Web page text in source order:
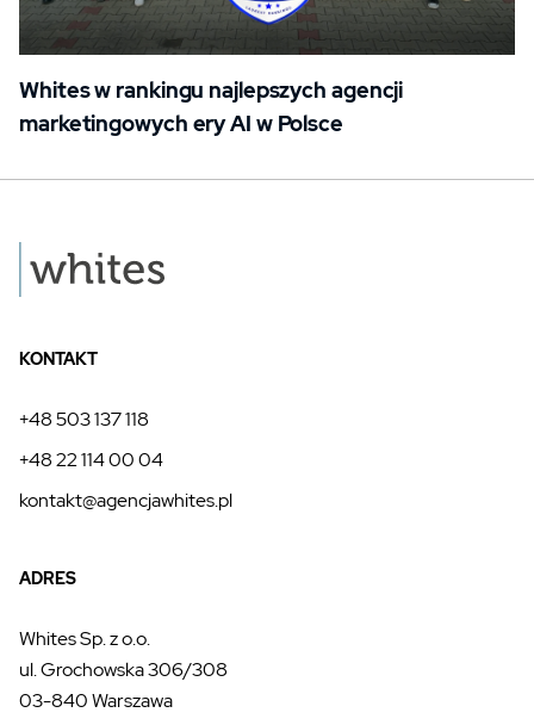
Whites w rankingu najlepszych agencji
marketingowych ery AI w Polsce
KONTAKT
+48 503 137 118
+48 22 114 00 04
kontakt@agencjawhites.pl
ADRES
Whites Sp. z o.o.
ul. Grochowska 306/308
03-840 Warszawa